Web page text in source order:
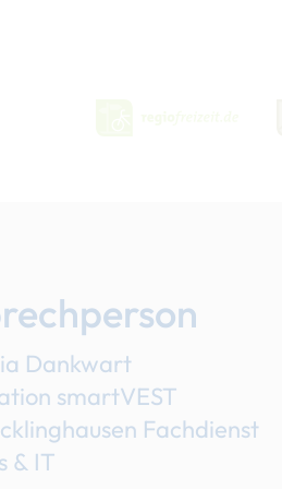
Dankwart
smartVEST
Fachdienst
& IT